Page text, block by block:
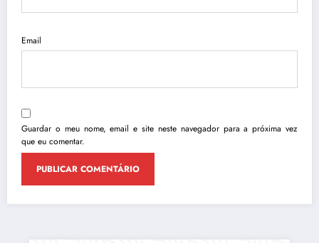
Email
Guardar o meu nome, email e site neste navegador para a próxima vez
que eu comentar.